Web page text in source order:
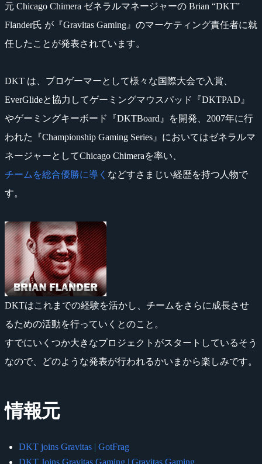
元 Chicago Chimera ゼネラルマネージャーの Brian “DKT”
Flander氏 が『Gravitas Gaming』のマーケティング責任者に就
任したことが発表されています。
DKT は、プロゲーマーとして様々な国際大会で入賞、
EverGlideと協力してゲーミングマウスパッド『DKTPAD』
やゲーミングキーボード『DKTBoard』を開発、2007年に行
われた『Championship Gaming Series』においてはゼネラルマ
ネージャーとしてChicago Chimeraを率い、
チームを総合優勝に導く などすさまじい経歴を持つ人物で
す。
DKTはこれまでの経験を活かし、チームをさらに成長させ
るための活動を行っていくとのこと。
すでにいくつか大きなプロジェクトがスタートしているそう
なので、どのような発表が行われるかいまから楽しみです。
情報元
DKT joins Gravitas | GotFrag
DKT Joins Gravitas Gaming | Gravitas Gaming